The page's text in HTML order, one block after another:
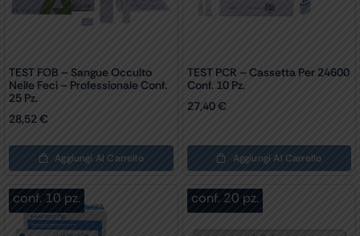
TEST FOB – Sangue Occulto
Nelle Feci – Professionale Conf.
25 Pz.
28,52€
Aggiungi Al Carrello
TEST PCR – Cassetta Per 24600
Conf. 10 Pz.
27,40€
Aggiungi Al Carrello
conf. 10 pz. conf. 20 pz.